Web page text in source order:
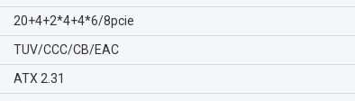
20+4+2*4+4*6/8pcie
TUV/CCC/CB/EAC
ATX 2.31